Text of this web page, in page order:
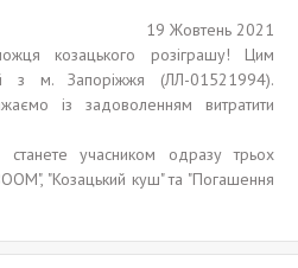
19 Жовтень 2021
козацького розіграшу! Цим
з м. Запоріжжя (ЛЛ-01521994).
із задоволенням витратити
учасником одразу трьох
"Козацький куш" та "Погашення